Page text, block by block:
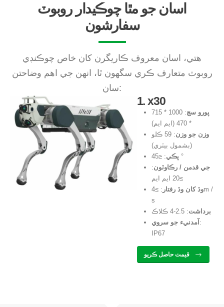
اسان جو مٿاچوڪيدار روبوٽ
سفارشون
هتي، اسان معروف ڪاريگرن کان خاص چوڪنڊي
روبوٽ متعارف ڪري سگهون ٿا، انهن جي اهم وضاحتن
سان:
1. x30
پورو سڄ
: 1000 * 715
* 470 (ايم ايم)
وزن جو وزن
: 59 ڪلو
(بشمول بيٽري)
پڪي : ≤45 °
جي قدمن / رڪاوٽون:
≥20 ايم ايم
وڌ کان وڌ رفتار
: ≥4m /
s
برداشت: 2.5-4 ڪلاڪ
آمدنيء جو سروي:
IP67
قيمت حاصل ڪريو